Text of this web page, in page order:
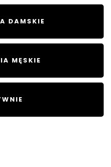
DAMSKIE
MĘSKIE